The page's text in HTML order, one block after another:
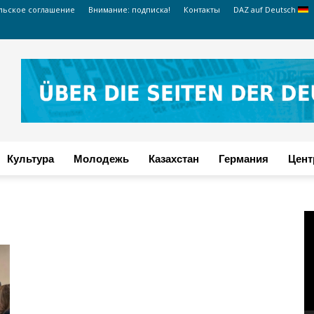
соглашение Внимание: подписка! Контакты DAZ auf Deutsch
Культура Молодежь Казахстан Германия